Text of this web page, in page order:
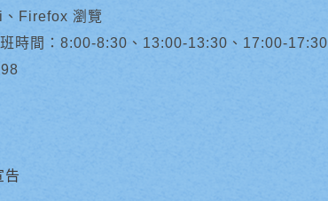
Firefox 瀏覽
時間：8:00-8:30、13:00-13:30、17:00-17:30
告